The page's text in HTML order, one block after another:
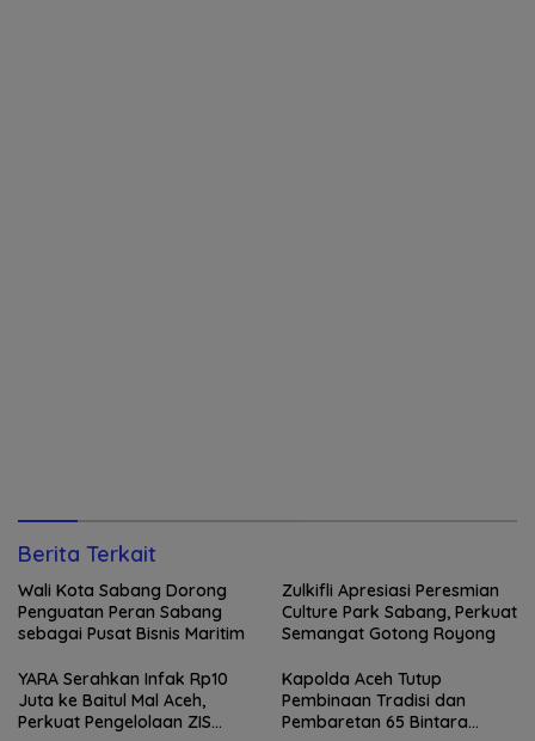
Berita Terkait
Wali Kota Sabang Dorong
Penguatan Peran Sabang
sebagai Pusat Bisnis Maritim
Zulkifli Apresiasi Peresmian
Culture Park Sabang, Perkuat
Semangat Gotong Royong
YARA Serahkan Infak Rp10
Juta ke Baitul Mal Aceh,
Perkuat Pengelolaan ZIS
Kapolda Aceh Tutup
Pembinaan Tradisi dan
Pembaretan 65 Bintara